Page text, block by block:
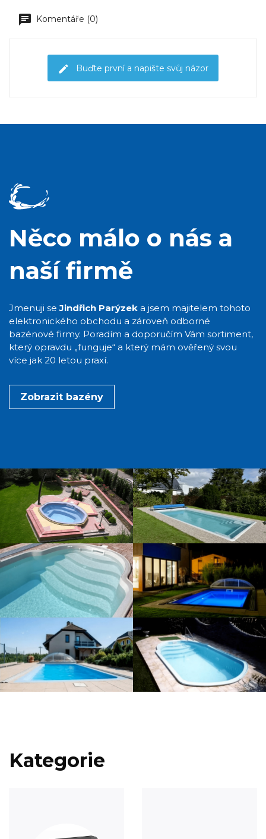
Komentáře (0)
Buďte první a napište svůj názor
Něco málo o nás a
naší firmě
Jmenuji seJindřich Parýzek a jsem majitelem tohoto
elektronického obchodu a zároveň odborné
bazénové firmy. Poradím a doporučím Vám sortiment,
který opravdu „funguje“ a který mám ověřený svou
více jak 20 letou praxí.
Zobrazit bazény
Kategorie